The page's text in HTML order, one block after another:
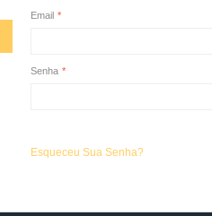
*
Email
*
Senha
Esqueceu Sua Senha?